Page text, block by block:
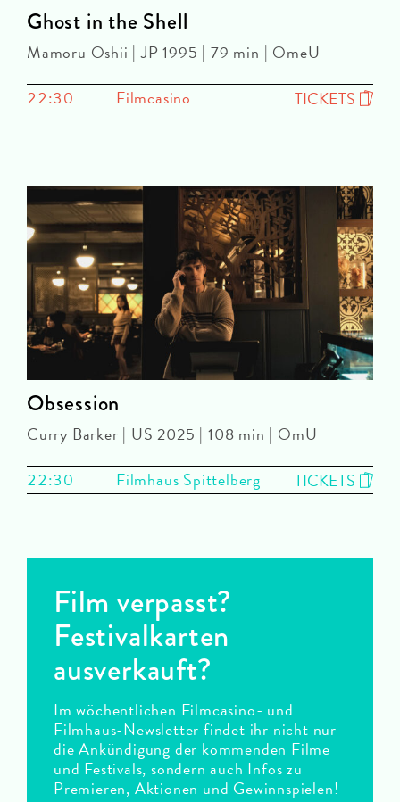
Ghost in the Shell
Mamoru Oshii | JP 1995 | 79 min | OmeU
22:30
Filmcasino TICKETS
Obsession
Curry Barker | US 2025 | 108 min | OmU
22:30
Filmhaus Spittelberg TICKETS
Film verpasst?
Festivalkarten
ausverkauft?
Im wöchentlichen Filmcasino- und
Filmhaus-Newsletter findet ihr nicht nur
die Ankündigung der kommenden Filme
und Festivals, sondern auch Infos zu
Premieren, Aktionen und Gewinnspielen!